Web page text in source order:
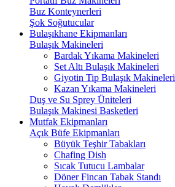
Buz Konteynerleri
Şok Soğutucular
Bulaşıkhane Ekipmanları
Bulaşık Makineleri
Bardak Yıkama Makineleri
Set Altı Bulaşık Makineleri
Giyotin Tip Bulaşık Makineleri
Kazan Yıkama Makineleri
Duş ve Su Sprey Üniteleri
Bulaşık Makinesi Basketleri
Mutfak Ekipmanları
Açık Büfe Ekipmanları
Büyük Teşhir Tabakları
Chafing Dish
Sıcak Tutucu Lambalar
Döner Fincan Tabak Standı